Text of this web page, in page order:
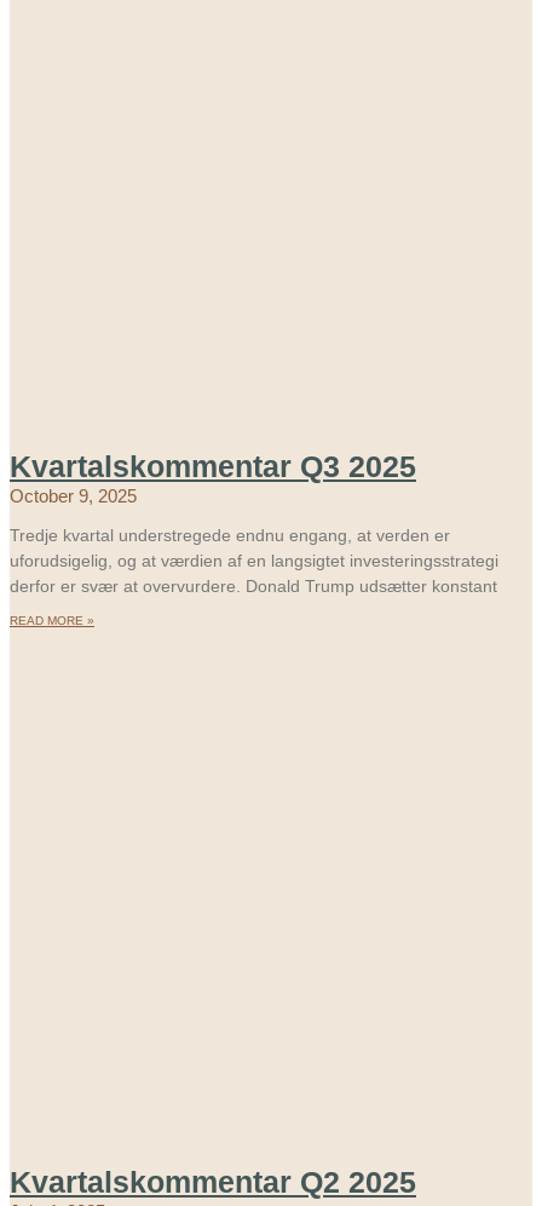
Kvartalskommentar Q3 2025
October 9, 2025
Tredje kvartal understregede endnu engang, at verden er
uforudsigelig, og at værdien af en langsigtet investeringsstrategi
derfor er svær at overvurdere. Donald Trump udsætter konstant
READ MORE »
Kvartalskommentar Q2 2025